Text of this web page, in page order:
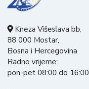
Kneza Višeslava bb,
88 000 Mostar,
Bosna i Hercegovina
Radno vrijeme:
pon-pet 08:00 do 16:00